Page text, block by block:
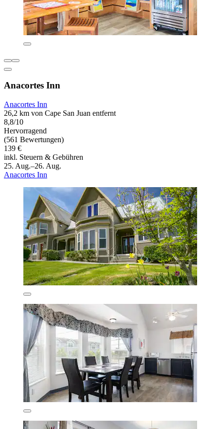
Anacortes Inn
Anacortes Inn
26,2 km von Cape San Juan entfernt
8,8/10
Hervorragend
(561 Bewertungen)
139 €
inkl. Steuern & Gebühren
25. Aug.–26. Aug.
Anacortes Inn